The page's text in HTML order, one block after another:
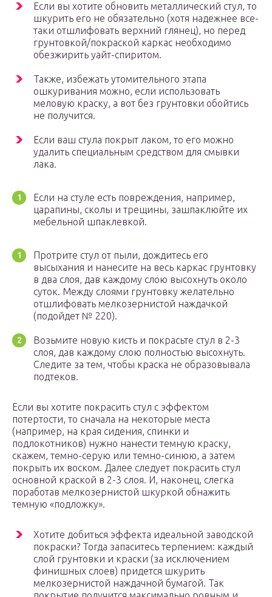
Если вы хотите обновить металлический стул, то
шкурить его не обязательно (хотя надежнее все-
таки отшлифовать верхний глянец), но перед
грунтовкой/покраской каркас необходимо
обезжирить уайт-спиритом.
Также, избежать утомительного этапа
ошкуривания можно, если использовать
меловую краску, а вот без грунтовки обойтись
не получится.
Если ваш стула покрыт лаком, то его можно
удалить специальным средством для смывки
лака.
Если на стуле есть повреждения, например,
царапины, сколы и трещины, зашпаклюйте их
мебельной шпаклевкой.
Протрите стул от пыли, дождитесь его
высыхания и нанесите на весь каркас грунтовку
в два слоя, дав каждому слою высохнуть около
суток. Между слоями грунтовку желательно
отшлифовать мелкозернистой наждачкой
(подойдет № 220).
Возьмите новую кисть и покрасьте стул в 2-3
слоя, дав каждому слою полностью высохнуть.
Следите за тем, чтобы краска не образовывала
подтеков.
Если вы хотите покрасить стул с эффектом
потертости, то сначала на некоторые места
(например, на края сидения, спинки и
подлокотников) нужно нанести темную краску,
скажем, темно-серую или темно-синюю, а затем
покрыть их воском. Далее следует покрасить стул
основной краской в 2-3 слоя. И, наконец, слегка
поработав мелкозернистой шкуркой обнажить
темную «подложку».
Хотите добиться эффекта идеальной заводской
покраски? Тогда запаситесь терпением: каждый
слой грунтовки и краски (за исключением
финишных слоев) придется шкурить
мелкозернистой наждачной бумагой. Так